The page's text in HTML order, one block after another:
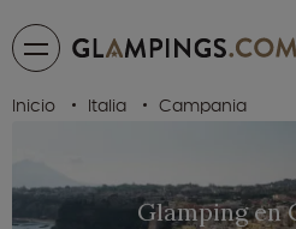
Inicio Italia Campania
Glamping en